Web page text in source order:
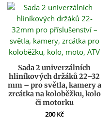
Sada 2 univerzálních
hliníkových držáků 22–32
mm – pro světla, kamery a
zrcátka na koloběžku, kolo
či motorku
200Kč